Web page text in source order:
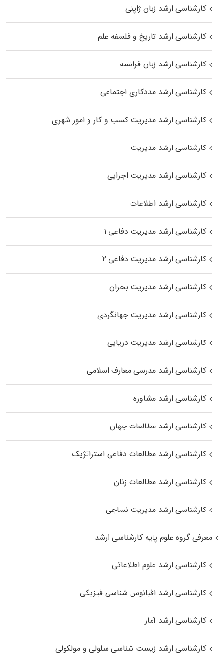
کارشناسی ارشد زبان ژاپنی
کارشناسی ارشد تاریخ و فلسفه علم
کارشناسی ارشد زبان فرانسه
کارشناسی ارشد مددکاری اجتماعی
کارشناسی ارشد مدیریت کسب و کار و امور شهری
کارشناسی ارشد مدیریت
کارشناسی ارشد مدیریت اجرایی
کارشناسی ارشد اطلاعات
کارشناسی ارشد مدیریت دفاعی ۱
کارشناسی ارشد مدیریت دفاعی ۲
کارشناسی ارشد مدیریت بحران
کارشناسی ارشد مدیریت جهانگردی
کارشناسی ارشد مدیریت دریایی
کارشناسی ارشد مدرسی معارف اسلامی
کارشناسی ارشد مشاوره
کارشناسی ارشد مطالعات جهان
کارشناسی ارشد مطالعات دفاعی استراتژیک
کارشناسی ارشد مطالعات زنان
کارشناسی ارشد مدیریت نساجی
معرفی گروه علوم پایه کارشناسی ارشد
کارشناسی ارشد علوم اطلاعاتی
کارشناسی ارشد اقیانوس‌ شناسی فیزیکی
کارشناسی ارشد آمار
کارشناسی ارشد زیست شناسی سلولی و مولکولی